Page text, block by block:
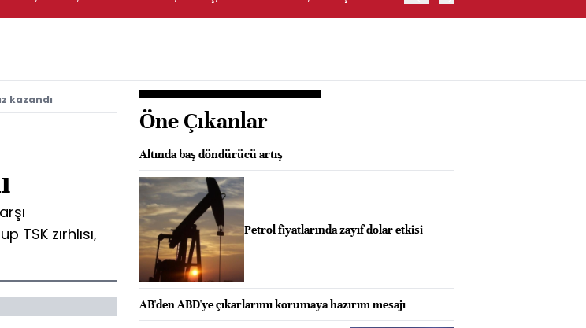
kazandı
TSK zırhlısı,
Öne Çıkanlar
Altında baş döndürücü artış
Petrol fiyatlarında zayıf dolar etkisi
AB'den ABD'ye çıkarlarımı korumaya hazırım mesajı